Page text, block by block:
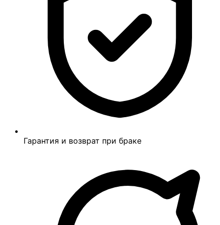
Гарантия и возврат при браке